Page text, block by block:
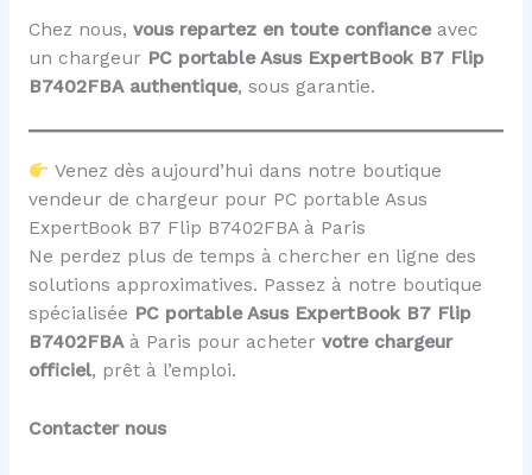
Chez nous, vous repartez en toute confianceavec
un chargeur PC portable Asus ExpertBook B7 Flip
B7402FBA authentique, sous garantie.
Venez dès aujourd’hui dans notre boutique
vendeur de chargeur pour PC portable Asus
ExpertBook B7 Flip B7402FBA à Paris
Ne perdez plus de temps à chercher en ligne des
solutions approximatives. Passez à notre boutique
spécialisée PC portable Asus ExpertBook B7 Flip
B7402FBAà Paris pour acheter votre chargeur
officiel, prêt à l’emploi.
Contacter nous